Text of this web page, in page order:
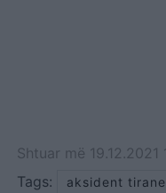
Shtuar më 19.12.2021
Tags:
aksident tirane